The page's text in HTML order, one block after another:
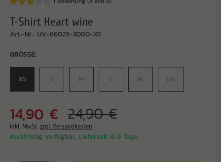
T-Shirt Heart wine
Art.-Nr.: UV-66029-3000-XS
GRÖSSE:
XS S M L XL 2XL
14,90 € 24,90 €
inkl. MwSt. zzgl. Versandkosten
Kurzfristig verfügbar, Lieferzeit 4-5 Tage